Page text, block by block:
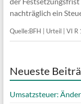
nachträglich ein
Quelle:BFH | Urteil | VI
Neueste
Umsatzsteuer: